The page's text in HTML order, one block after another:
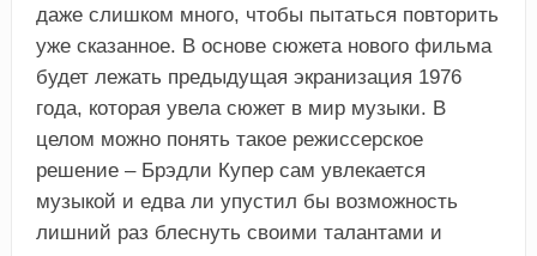
даже слишком много, чтобы пытаться повторить
уже сказанное. В основе сюжета нового фильма
будет лежать предыдущая экранизация 1976
года, которая увела сюжет в мир музыки. В
целом можно понять такое режиссерское
решение – Брэдли Купер сам увлекается
музыкой и едва ли упустил бы возможность
лишний раз блеснуть своими талантами и